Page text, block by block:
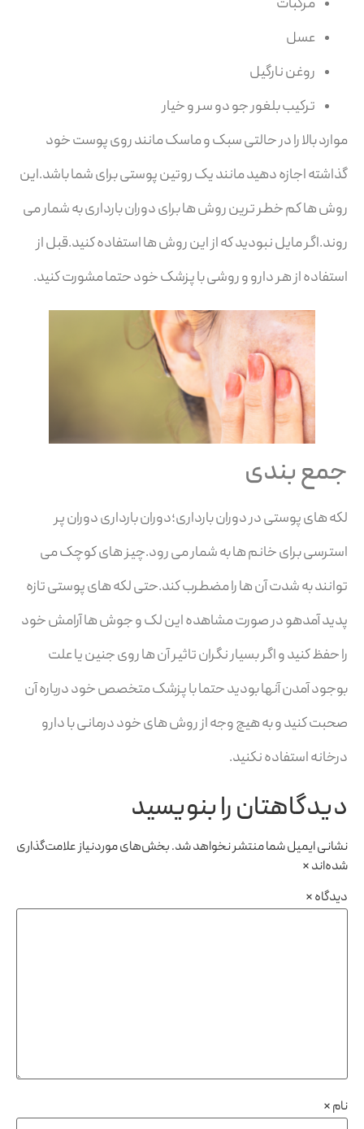
مرکبات
عسل
روغن نارگیل
ترکیب بلغور جو دو سر و خیار
موارد بالا را در حالتی سبک و ماسک مانند روی پوست خود
گذاشته اجازه دهید مانند یک روتین پوستی برای شما باشد.این
روش ها کم خطر ترین روش ها برای دوران بارداری به شمار می
روند.اگر مایل نبودید که از این روش ها استفاده کنید.قبل از
استفاده از هر دارو و روشی با پزشک خود حتما مشورت کنید.
جمع بندی
لکه های پوستی در دوران بارداری؛دوران بارداری دوران پر
استرسی برای خانم ها به شمار می رود.چیز های کوچک می
توانند به شدت آن ها را مضطرب کند.حتی لکه های پوستی تازه
پدید آمدهو در صورت مشاهده این لک و جوش ها آرامش خود
را حفظ کنید و اگر بسیار نگران تاثیر آن ها روی جنین یا علت
بوجود آمدن آنها بودید حتما با پزشک متخصص خود درباره آن
صحبت کنید و به هیچ وجه از روش های خود درمانی با دارو
درخانه استفاده نکنید.
دیدگاهتان را بنویسید
نشانی ایمیل شما منتشر نخواهد شد.بخش‌های موردنیاز علامت‌گذاری
شده‌اند*
دیدگاه*
نام*